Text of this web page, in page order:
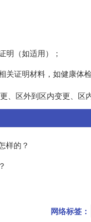
明（如适用）；
关证明材料，如健康体
、区外到区内变更、区
样的？
网络标签：